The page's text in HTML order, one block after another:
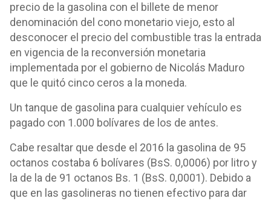
precio de la gasolina con el billete de menor
denominación del cono monetario viejo, esto al
desconocer el precio del combustible tras la entrada
en vigencia de la reconversión monetaria
implementada por el gobierno de Nicolás Maduro
que le quitó cinco ceros a la moneda.
Un tanque de gasolina para cualquier vehículo es
pagado con 1.000 bolívares de los de antes.
Cabe resaltar que desde el 2016 la gasolina de 95
octanos costaba 6 bolívares (BsS. 0,0006) por litro y
la de la de 91 octanos Bs. 1 (BsS. 0,0001). Debido a
que en las gasolineras no tienen efectivo para dar